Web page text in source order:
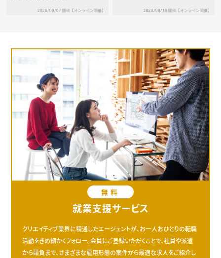
2026/09/07 開催【オンライン開催】 2026/08/18 開催【オンライン開催】
無料
就業支援サービス
クリエイティブ業界に精通したエージェントが、お一人おひとりの転職
活動をきめ細かくフォロー。会員にご登録いただくことで、社員や派遣
から請負まで、さまざまな雇用形態の案件から最適な求人をご紹介し